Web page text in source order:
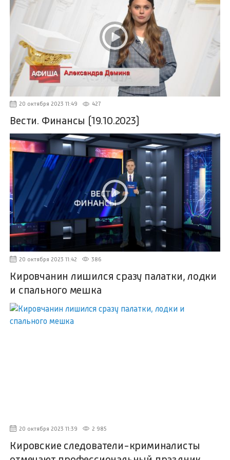
20 октября 2023 11:49 427
Вести. Финансы (19.10.2023)
20 октября 2023 11:42 386
Кировчанин лишился сразу палатки, лодки
и спального мешка
20 октября 2023 11:39 2 985
Кировские следователи-криминалисты